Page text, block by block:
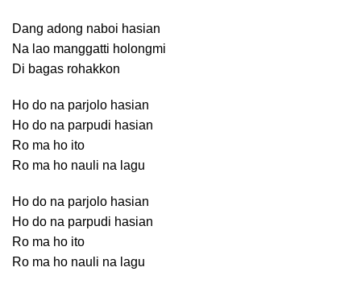
Dang adong naboi hasian
Na lao manggatti holongmi
Di bagas rohakkon
Ho do na parjolo hasian
Ho do na parpudi hasian
Ro ma ho ito
Ro ma ho nauli na lagu
Ho do na parjolo hasian
Ho do na parpudi hasian
Ro ma ho ito
Ro ma ho nauli na lagu